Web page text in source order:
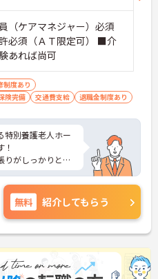
（ケアマネジャー）必須
必須（ＡＴ限定可） ■介
あれば尚可
制度あり
険完備 交通費支給 退職金制度あり
特別養護老人ホー
りがしっかりと評
ントなど、さらに
にご相談くださ
無料 紹介してもらう